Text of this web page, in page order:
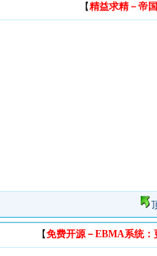
【精益求精－帝
【免费开源－EBMA系统